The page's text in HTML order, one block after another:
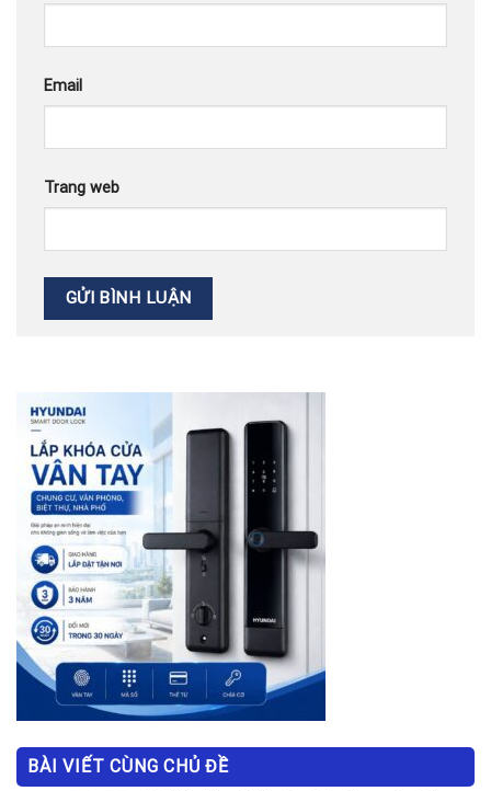
Email
Trang web
BÀI VIẾT CÙNG CHỦ ĐỀ